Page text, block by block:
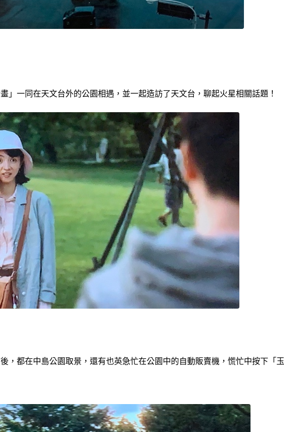
」一同在天文台外的公園相遇，並一起造訪了天文台，聊起火星相關話題！
，都在中島公園取景，還有也英急忙在公園中的自動販賣機，慌忙中按下「玉